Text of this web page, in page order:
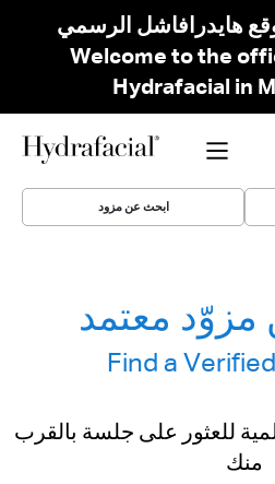
هايدرافاشل الرسمي -
Welcome to the
Hydrafacial in
ابحث عن مزود
معتمد
Find a
للعثور على جلسة بالقرب
منك